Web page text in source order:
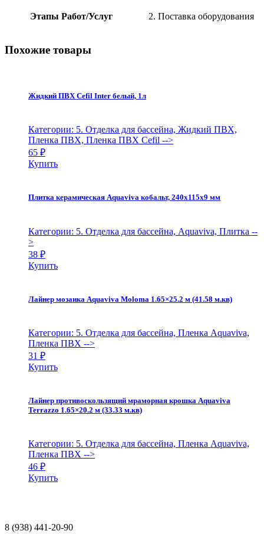
Этапы Работ/Услуг 2. Поставка оборудования
Похожие товары
Жидкий ПВХ Cefil Inter белый, 1л
Категории: 5. Отделка для бассейна, Жидкий ПВХ,
Пленка ПВХ, Пленка ПВХ Cefil -->
65 ₽
Купить
Плитка керамическая Aquaviva кобальт, 240х115х9 мм
Категории: 5. Отделка для бассейна, Aquaviva, Плитка --
>
38 ₽
Купить
Лайнер мозаика Aquaviva Moloma 1.65×25.2 м (41.58 м.кв)
Категории: 5. Отделка для бассейна, Пленка Aquaviva,
Пленка ПВХ -->
31 ₽
Купить
Лайнер противоскользящий мраморная крошка Aquaviva
Terrazzo 1.65×20.2 м (33.33 м.кв)
Категории: 5. Отделка для бассейна, Пленка Aquaviva,
Пленка ПВХ -->
46 ₽
Купить
8 (938) 441-20-90